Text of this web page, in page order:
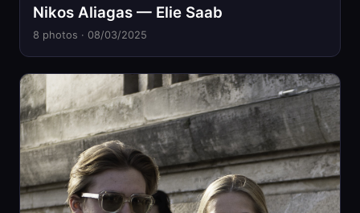
Nikos Aliagas — Elie Saab
8 photos · 08/03/2025